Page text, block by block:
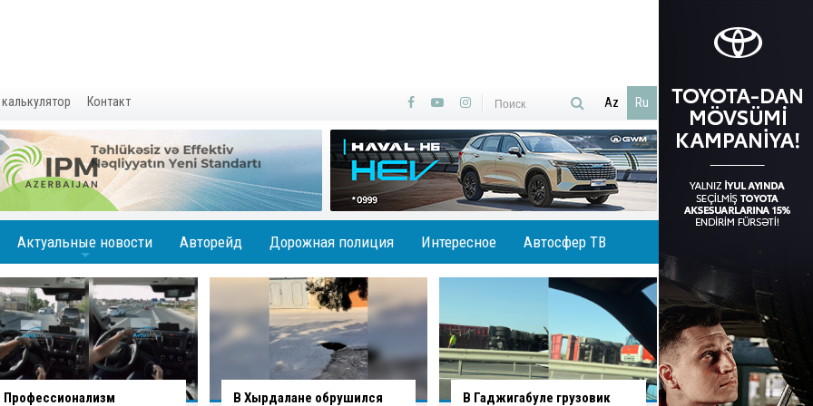
Контакт Az Ru
Актуальные новости Авторейд Дорожная полиция Интересное Автосфер ТВ
В Хырдалане обрушился
В Гаджигабуле грузовик
В Баку водитель нарушил
В Хырдалане